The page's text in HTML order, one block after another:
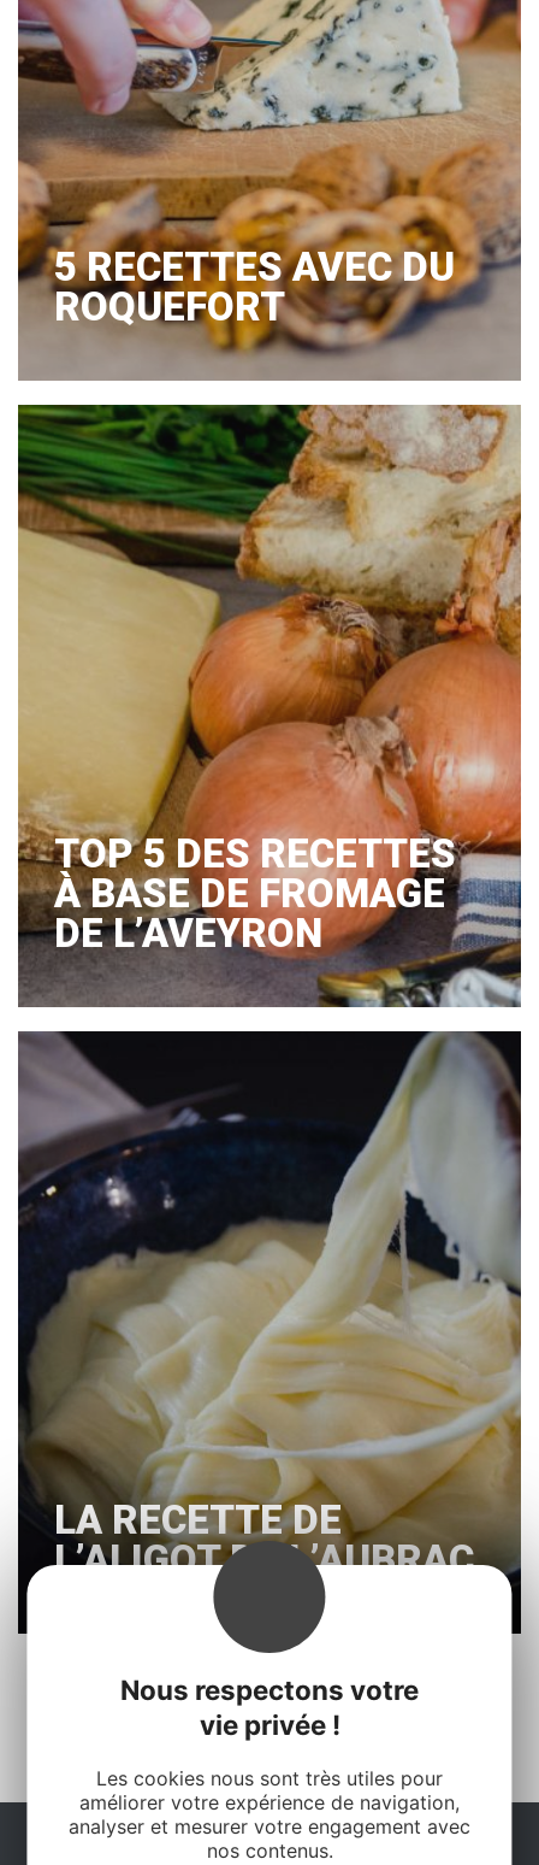
Nous respectons votre
vie privée !
Les cookies nous sont très utiles pour
améliorer votre expérience de navigation,
analyser et mesurer votre engagement avec
nos contenus.
5 RECETTES AVEC DU
ROQUEFORT
TOP 5 DES RECETTES
À BASE DE FROMAGE
DE L’AVEYRON
LA RECETTE DE
L’ALIGOT DE L’AUBRAC
« Prec. 1 2 3 … 14 Suiv. »